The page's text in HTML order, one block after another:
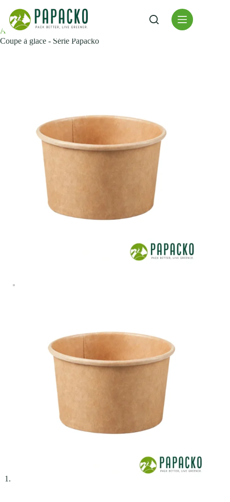
content
Accueil
gobelets en papier
Coupe à glace - Série Papacko